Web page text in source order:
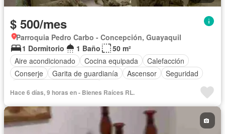
$ 500/mes
Parroquia Pedro Carbo - Concepción, Guayaquil
1 Dormitorio
1 Baño
50 m²
Aire acondicionado
Cocina equipada
Calefacción
Conserje
Garita de guardianía Ascensor
Seguridad
Hace 6 días, 9 horas en - Bienes Raíces RL.